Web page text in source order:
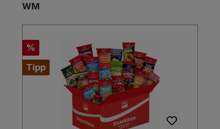
Produktgalerie überspringen
WM
Rabatt
%
Tipp